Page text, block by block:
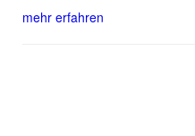
mehr erfahren